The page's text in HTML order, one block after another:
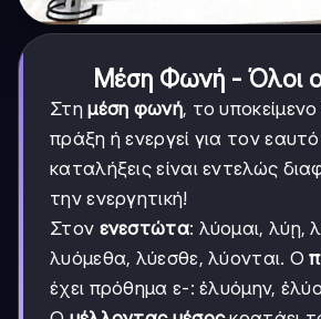
Μέση Φωνή - Όλοι
Στημέση φωνή, το
πράξη ή ενεργεί για τον
καταλήξεις είναι εντελώς
την ενεργητική!
Στον ενεστώτα: λύομαι, λύῃ,
λυόμεθα, λύεσθε, λύονται. Ο
έχει πρόθημα ε-: ἐλυόμην,